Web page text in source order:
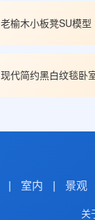
老榆木小板凳SU模型
现代简约黑白纹毯卧
| 室内 | 景观
关